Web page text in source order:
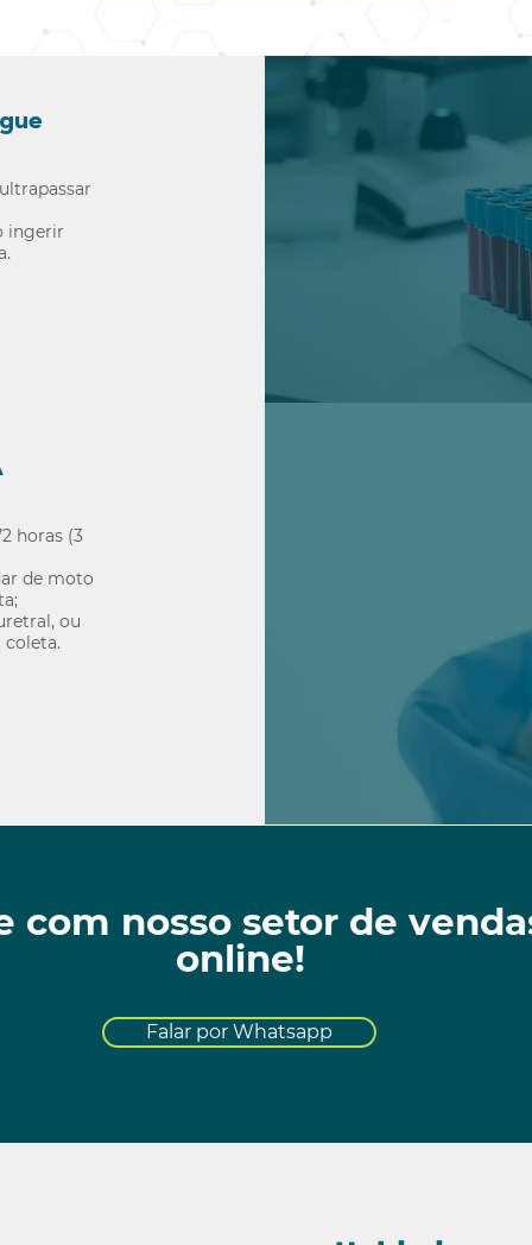
ingerir
horas (3
de moto
ou
coleta.
com nosso setor de
online!
Falar por Whatsapp